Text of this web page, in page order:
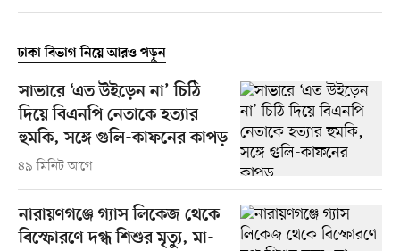
ঢাকা বিভাগ নিয়ে আরও পড়ুন
সাভারে ‘এত উইড়েন না’ চিঠি
দিয়ে বিএনপি নেতাকে হত্যার
হুমকি, সঙ্গে গুলি-কাফনের কাপড়
৪৯ মিনিট আগে
নারায়ণগঞ্জে গ্যাস লিকেজ থেকে
বিস্ফোরণে দগ্ধ শিশুর মৃত্যু, মা-